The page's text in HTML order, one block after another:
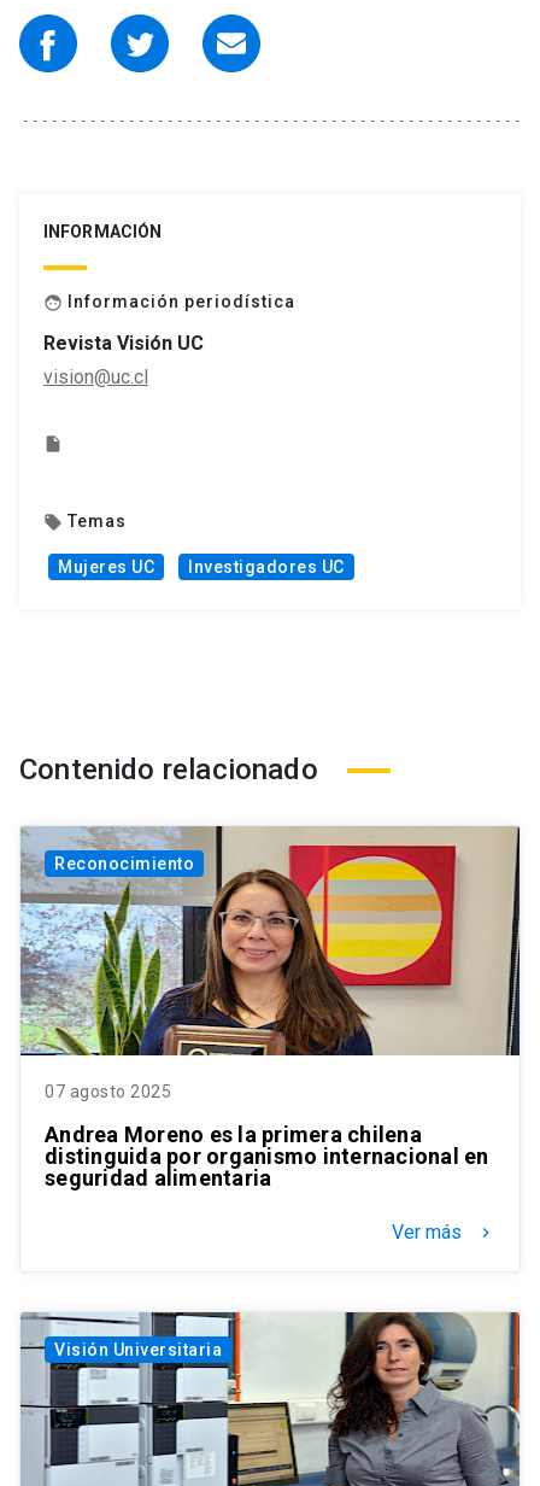
INFORMACIÓN
face Información periodística
Revista Visión UC
vision@uc.cl
insert_drive_file
local_offer Temas
Mujeres UC Investigadores UC
Contenido relacionado
Reconocimiento
07 agosto 2025
Andrea Moreno es la primera chilena
distinguida por organismo internacional en
seguridad alimentaria
Ver más keyboard_arrow_right
Visión Universitaria